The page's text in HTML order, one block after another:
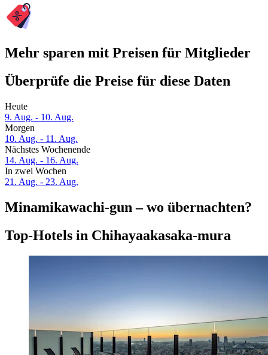
Mehr sparen mit Preisen für Mitglieder
Überprüfe die Preise für diese Daten
Heute
9. Aug. - 10. Aug.
Morgen
10. Aug. - 11. Aug.
Nächstes Wochenende
14. Aug. - 16. Aug.
In zwei Wochen
21. Aug. - 23. Aug.
Minamikawachi-gun – wo übernachten?
Top-Hotels in Chihayaakasaka-mura